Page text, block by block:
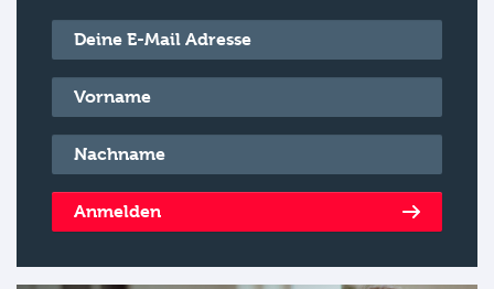
E-Mail*
Vorname*
Nachname*
Anmelden